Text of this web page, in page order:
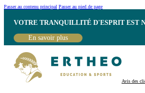
Passer au contenu principal Passer au pied de page
VOTRE TRANQUILLITÉ D'ESPRIT EST
En savoir plus
Avis des